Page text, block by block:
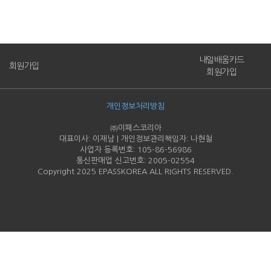
회원가입
내일배움카드
회원가입
개인정보처리방침
㈜이패스코리아
대표이사: 이재남 | 개인정보관리책임자: 나현철
사업자 등록번호: 105-86-56986
통신판매업 신고번호: 2005-02554
Copyright 2025 EPASSKOREA ALL RIGHTS RESERVED.